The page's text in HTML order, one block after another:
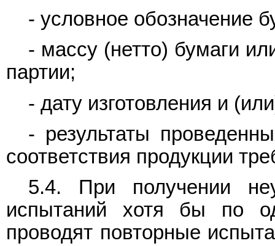
- условное обозначение
- массу (нетто) бумаги
партии;
- дату изготовления и
- результаты
соответствия продукции
5.4. При получении
испытаний хотя бы по
проводят повторные